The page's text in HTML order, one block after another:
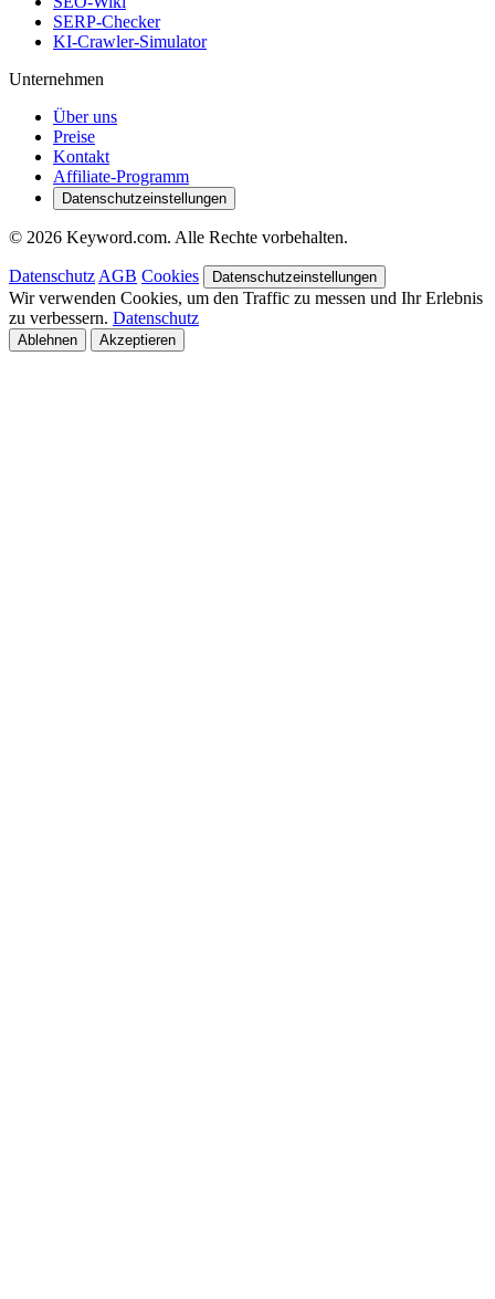
SERP-Checker
KI-Crawler-Simulator
Unternehmen
Über uns
Preise
Kontakt
Affiliate-Programm
Datenschutzeinstellungen
© 2026 Keyword.com. Alle Rechte vorbehalten.
Datenschutz AGB Cookies Datenschutzeinstellungen
Wir verwenden Cookies, um den Traffic zu messen und Ihr Erlebnis
zu verbessern. Datenschutz
Ablehnen Akzeptieren